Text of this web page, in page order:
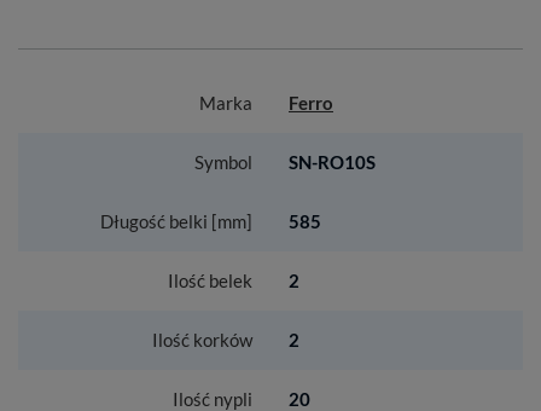
Marka Ferro
Symbol SN-RO10S
Długość belki [mm] 585
Ilość belek 2
Ilość korków 2
Ilość nypli 20